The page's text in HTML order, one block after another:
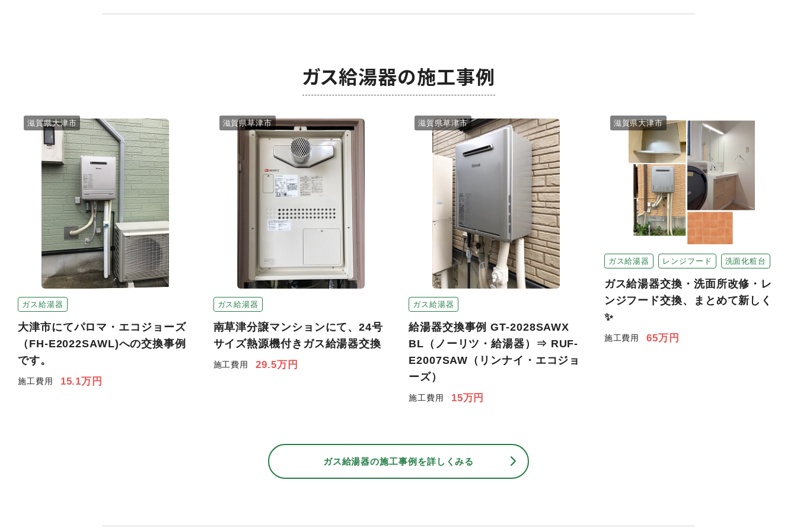
ガス給湯器の施工事例
ガス給湯器
滋賀県大津市
大津市にてパロマ・エコジョーズ
（FH-E2022SAWL)への交換事例
です。
施工費用 15.1万円
ガス給湯器
滋賀県草津市
南草津分譲マンションにて、24号
サイズ熱源機付きガス給湯器交換
施工費用 29.5万円
ガス給湯器
滋賀県草津市
給湯器交換事例 GT-2028SAWX
BL（ノーリツ・給湯器）⇒ RUF-
E2007SAW（リンナイ・エコジョ
ーズ）
施工費用 15万円
ガス給湯器 レンジフード 洗面化粧台
滋賀県大津市
ガス給湯器交換・洗面所改修・レ
ンジフード交換、まとめて新しく
✨
施工費用 65万円
ガス給湯器の施工事例を詳しくみる